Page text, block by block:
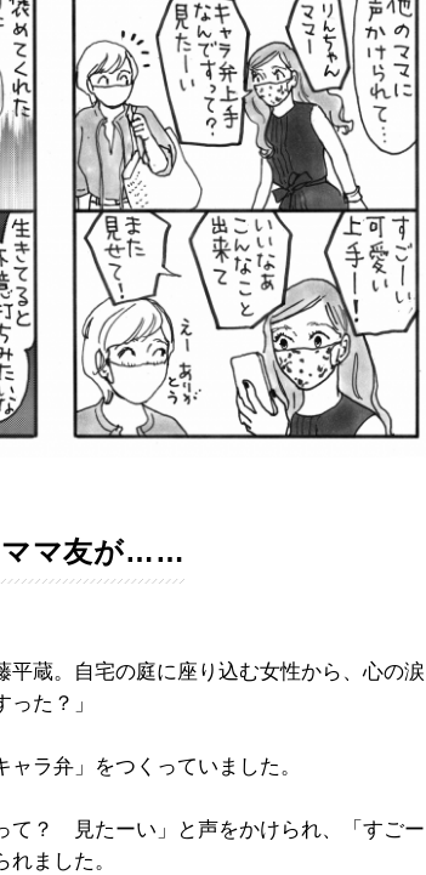
ママ友が……
平蔵。自宅の庭に座り込む女性から、心の涙
た？」
ラ弁」をつくっていました。
て？ 見たーい」と声をかけられ、「すごー
ました。